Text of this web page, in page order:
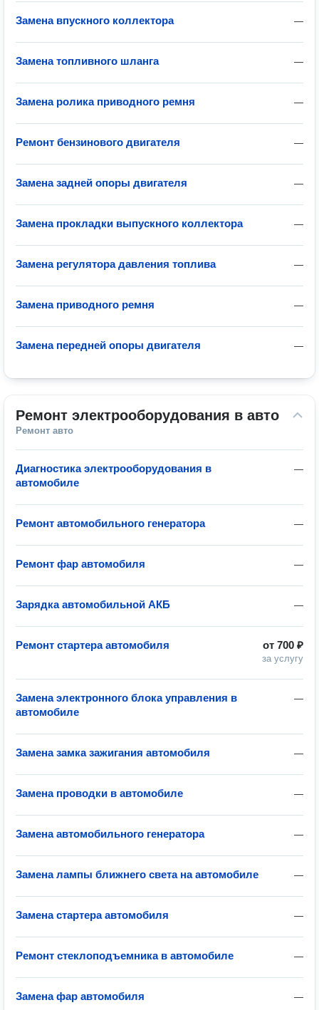
—
Замена впускного коллектора
—
Замена топливного шланга
—
Замена ролика приводного ремня
—
Ремонт бензинового двигателя
—
Замена задней опоры двигателя
—
Замена прокладки выпускного коллектора
—
Замена регулятора давления топлива
—
Замена приводного ремня
—
Замена передней опоры двигателя
Ремонт электрооборудования в авто
Ремонт авто
—
Диагностика электрооборудования в
автомобиле
—
Ремонт автомобильного генератора
—
Ремонт фар автомобиля
—
Зарядка автомобильной АКБ
от 700 ₽
за услугу
Ремонт стартера автомобиля
—
Замена электронного блока управления в
автомобиле
—
Замена замка зажигания автомобиля
—
Замена проводки в автомобиле
—
Замена автомобильного генератора
—
Замена лампы ближнего света на автомобиле
—
Замена стартера автомобиля
—
Ремонт стеклоподъемника в автомобиле
—
Замена фар автомобиля